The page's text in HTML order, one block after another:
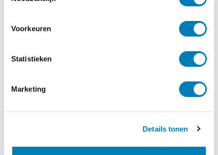
Voorkeuren
Statistieken
Marketing
Details tonen